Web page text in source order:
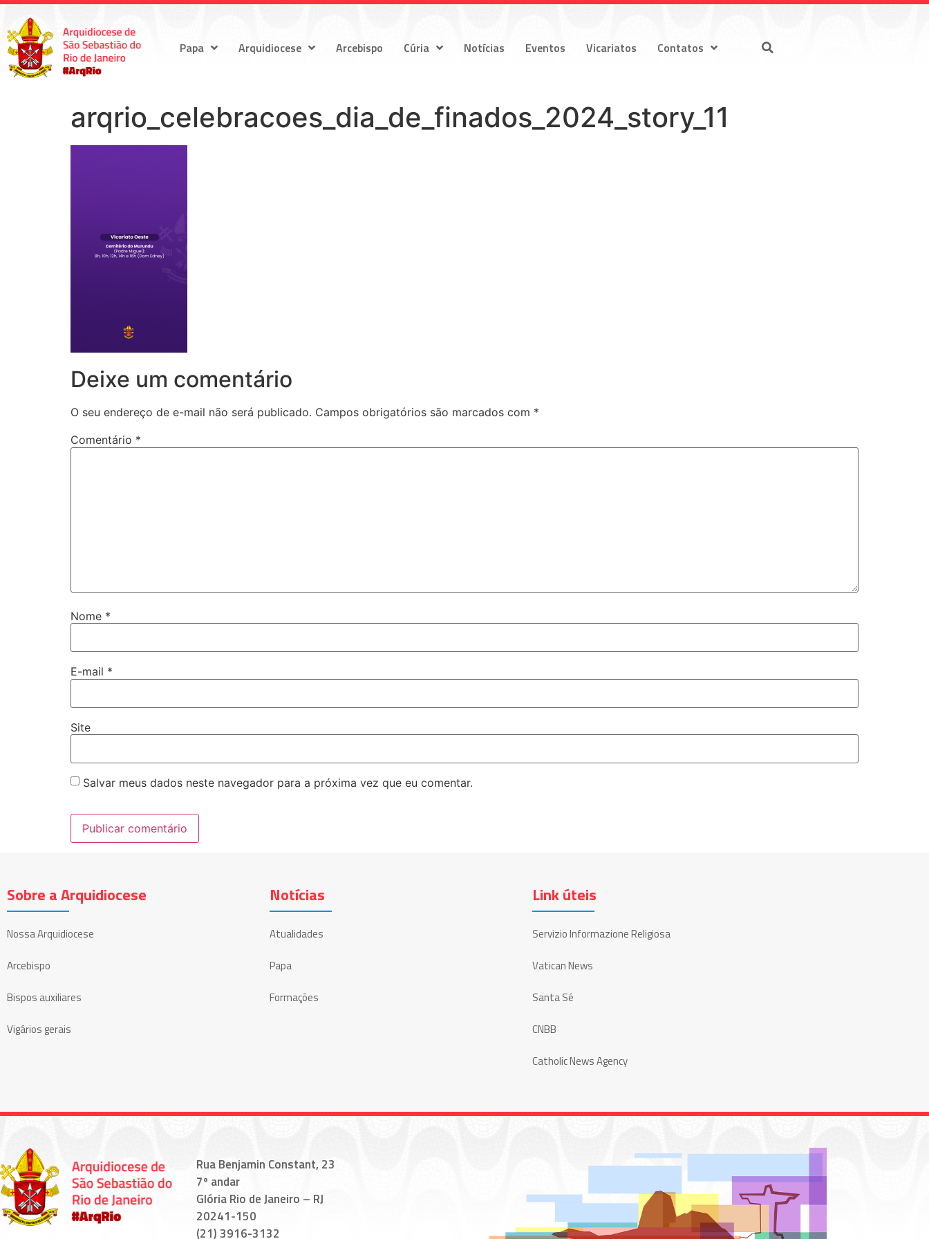
Papa Arquidiocese Arcebispo Cúria Notícias Eventos Vicariatos Contatos
arqrio_celebracoes_dia_de_finados_2024_story_11
Deixe um comentário
O seu endereço de e-mail não será publicado. Campos obrigatórios são marcados com *
Comentário *
Nome *
E-mail *
Site
Salvar meus dados neste navegador para a próxima vez que eu comentar.
Sobre a Arquidiocese
Nossa Arquidiocese
Arcebispo
Bispos auxiliares
Vigários gerais
Notícias
Atualidades
Papa
Formações
Link úteis
Servizio Informazione Religiosa
Vatican News
Santa Sé
CNBB
Catholic News Agency
Rua Benjamin Constant, 23
7º andar
Glória Rio de Janeiro – RJ
20241-150
(21) 3916-3132